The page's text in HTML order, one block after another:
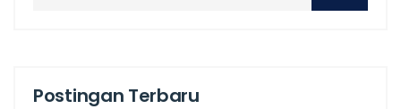
Postingan Terbaru